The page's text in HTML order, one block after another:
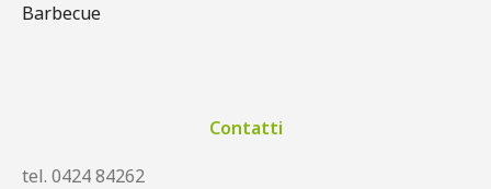
Barbecue
Contatti
tel. 0424 84262